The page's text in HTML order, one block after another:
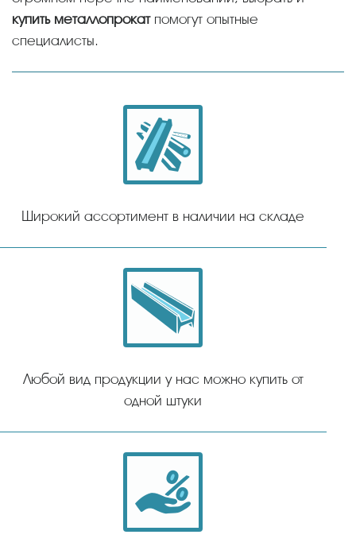
купить металлопрокатпомогут опытные
специалисты.
Широкий ассортимент в наличии на складе
Любой вид продукции у нас можно купить от
одной штуки